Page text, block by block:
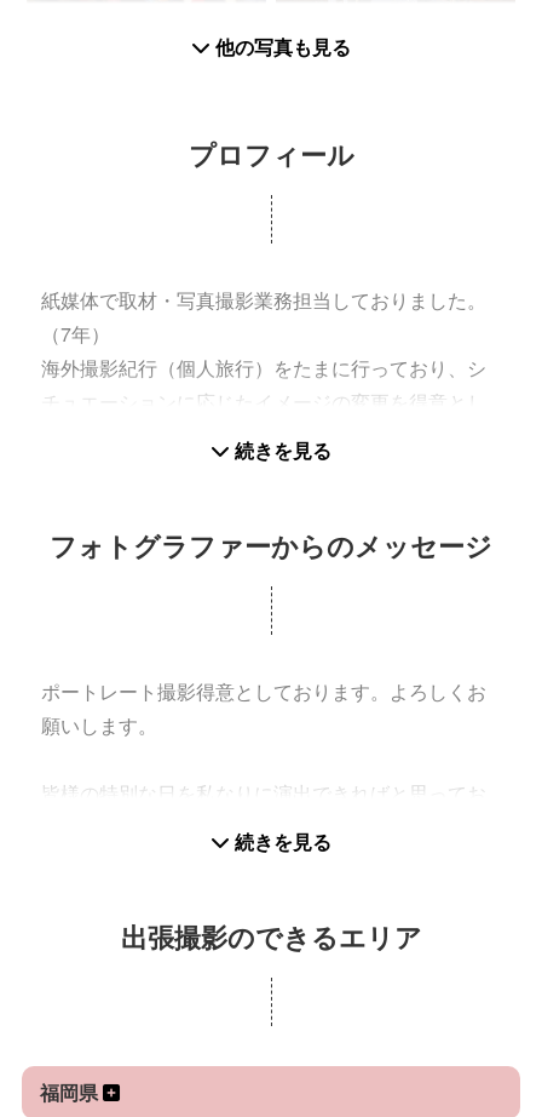
他の写真も見る
プロフィール
紙媒体で取材・写真撮影業務担当しておりました。
（7年）
海外撮影紀行（個人旅行）をたまに行っており、シ
チュエーションに応じたイメージの変更を得意とし
続きを見る
フォトグラファーからのメッセージ
ポートレート撮影得意としております。よろしくお
願いします。
皆様の特別な日を私なりに演出できればと思ってお
どうぞよろしくお願いいたします。
しばらくの間は福岡市内中心でやらせていただいて
続きを見る
出張撮影のできるエリア
福岡県